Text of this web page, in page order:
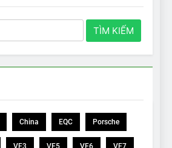
China EQC Porsche
VF3 VF5 VF6 VF7